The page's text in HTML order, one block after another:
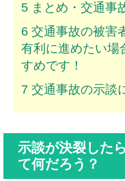
5 まとめ・交通事
6 交通事故の被害
有利に進めたい場
すめです！
7 交通事故の示談
示談が決裂した
て何だろう？